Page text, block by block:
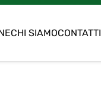
CHI SIAMOCONTATTI